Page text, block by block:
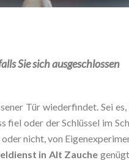
Sie sich ausgeschlossen
Tür wiederfindet. Sei
fiel oder der Schlüssel im
nicht, von
in Alt Zauche